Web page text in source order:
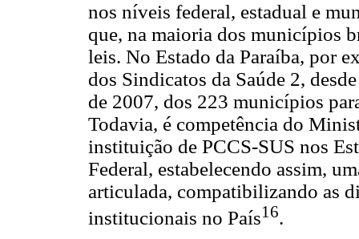
nos níveis federal, estadual e
que, na maioria dos municípios
leis. No Estado da Paraíba, por
dos Sindicatos da Saúde 2,
de 2007, dos 223 municípios
Todavia, é competência do
instituição de PCCS-SUS nos
Federal, estabelecendo assim,
articulada, compatibilizando as
institucionais no País16.